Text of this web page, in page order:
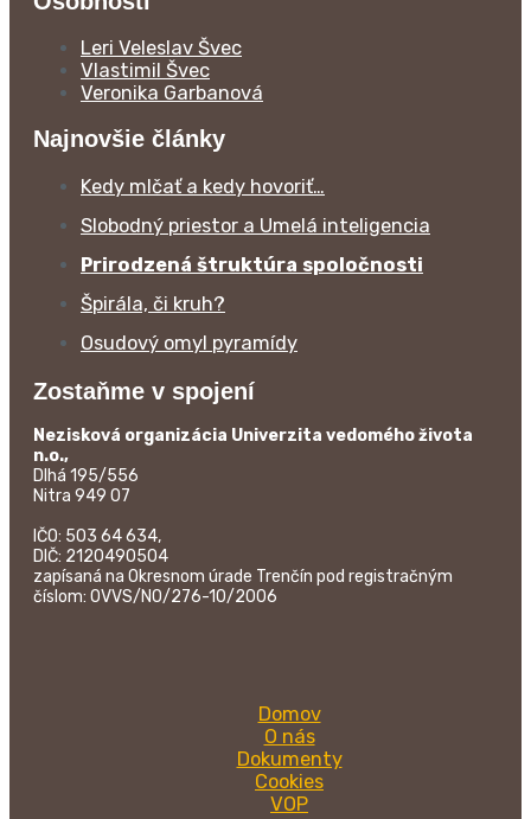
Leri Veleslav Švec
Vlastimil Švec
Veronika Garbanová
Najnovšie články
Kedy mlčať a kedy hovoriť…
Slobodný priestor a Umelá inteligencia
Prirodzená štruktúra spoločnosti
Špirála, či kruh?
Osudový omyl pyramídy
Zostaňme v spojení
Nezisková organizácia Univerzita vedomého života
n.o.,
Dlhá 195/556
Nitra 949 07
IČO: 503 64 634,
DIČ: 2120490504
zapísaná na Okresnom úrade Trenčín pod registračným
číslom: OVVS/NO/276-10/2006
Domov
O nás
Dokumenty
Cookies
VOP